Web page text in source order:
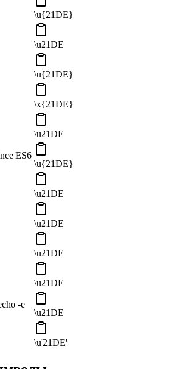
\u{21DE}
\u21DE
\u{21DE}
\x{21DE}
\u21DE
ES6
\u{21DE}
\u21DE
\u21DE
\u21DE
\u21DE
-e
\u21DE
\u'21DE'